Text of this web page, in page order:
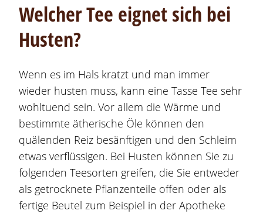
Welcher Tee eignet sich bei
Husten?
Wenn es im Hals kratzt und man immer
wieder husten muss, kann eine Tasse Tee sehr
wohltuend sein. Vor allem die Wärme und
bestimmte ätherische Öle können den
quälenden Reiz besänftigen und den Schleim
etwas verflüssigen. Bei Husten können Sie zu
folgenden Teesorten greifen, die Sie entweder
als getrocknete Pflanzenteile offen oder als
fertige Beutel zum Beispiel in der Apotheke